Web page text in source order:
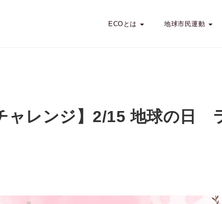
ECOとは 地球市民運動
ャレンジ】2/15 地球の日